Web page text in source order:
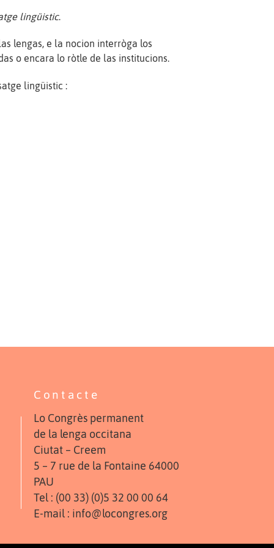
lingüistic.
lengas, e la nocion interròga los
o encara lo ròtle de las institucions.
lingüistic :
Contacte
Lo Congrès permanent
de la lenga occitana
Ciutat – Creem
5 – 7 rue de la Fontaine 64000
PAU
Tel : (00 33) (0)5 32 00 00 64
E-mail : info@locongres.org